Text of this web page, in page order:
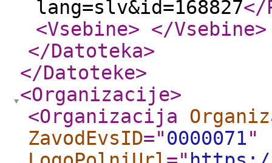
lang=slv&id=168827</
<Vsebine> </Vsebine>
</Datoteka>
</Datoteke>
<Organizacije>
<Organizacija
ZavodEvsID="0000071"